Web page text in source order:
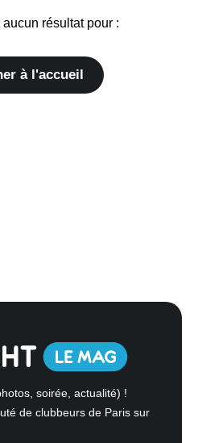
résultat pour :
à l'accueil
soirée, actualité) !
de clubbeurs de Paris sur